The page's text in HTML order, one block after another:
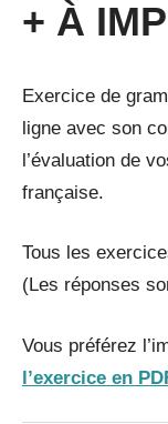
+ À
Exercice de
ligne avec son
l’évaluation de
française.
Tous les
(Les réponses
Vous préférez
l’exercice en